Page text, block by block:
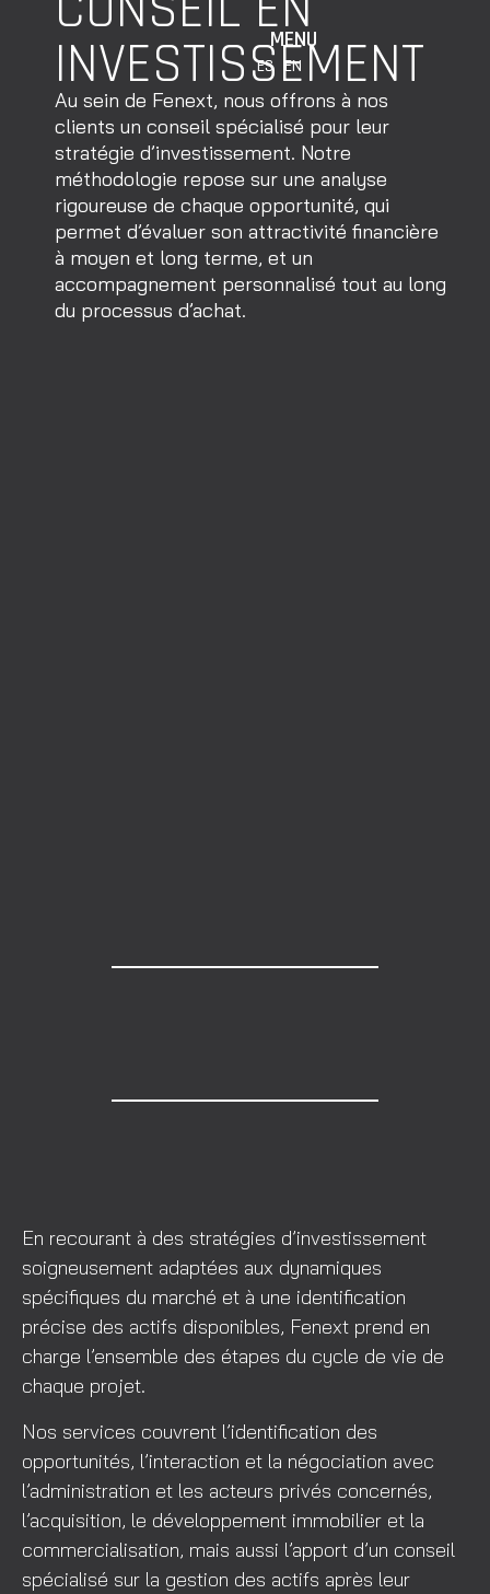
MENU
ES EN
INVESTISSEMENT
Au sein de Fenext, nous offrons à nos
clients un conseil spécialisé pour leur
stratégie d’investissement. Notre
méthodologie repose sur une analyse
rigoureuse de chaque opportunité, qui
permet d’évaluer son attractivité financière
à moyen et long terme, et un
accompagnement personnalisé tout au long
du processus d’achat.
En recourant à des stratégies d’investissement
soigneusement adaptées aux dynamiques
spécifiques du marché et à une identification
précise des actifs disponibles, Fenext prend en
charge l’ensemble des étapes du cycle de vie de
chaque projet.
Nos services couvrent l’identification des
opportunités, l’interaction et la négociation avec
l’administration et les acteurs privés concernés,
l’acquisition, le développement immobilier et la
commercialisation, mais aussi l’apport d’un conseil
spécialisé sur la gestion des actifs après leur